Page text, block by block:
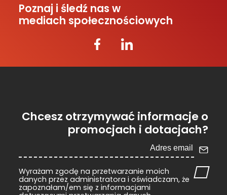
Poznaj i śledź nas w
mediach społecznościowych
Chcesz otrzymywać informacje o
promocjach i dotacjach?
Wyrażam zgodę na przetwarzanie moich
danych przez administratora i oświadczam, że
zapoznałam/em się z informacjami